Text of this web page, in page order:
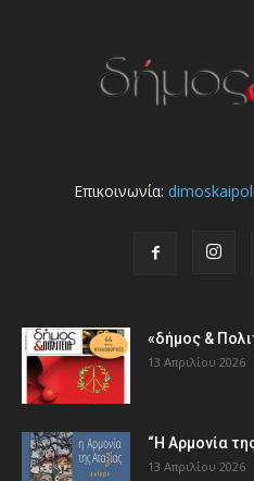
Επικοινωνία:
«δήμος &
13 Απριλίου 2026
“Η Αρμονία
13 Απριλίου 2026